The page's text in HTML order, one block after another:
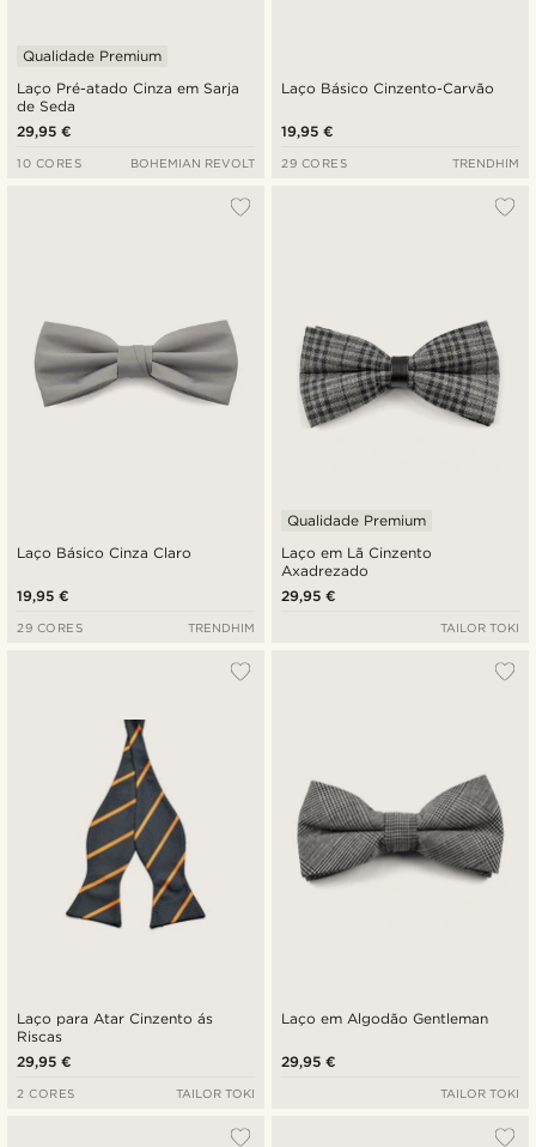
Laço Pré-atado Cinza em Sarja
de Seda
Qualidade Premium
29,95 €
10 CORES BOHEMIAN REVOLT
Laço Básico Cinzento-Carvão
19,95 €
29 CORES TRENDHIM
Laço Básico Cinza Claro
19,95 €
29 CORES TRENDHIM
Laço em Lã Cinzento
Axadrezado
Qualidade Premium
29,95 €
TAILOR TOKI
Laço para Atar Cinzento ás
Riscas
29,95 €
2 CORES TAILOR TOKI
Laço em Algodão Gentleman
29,95 €
TAILOR TOKI